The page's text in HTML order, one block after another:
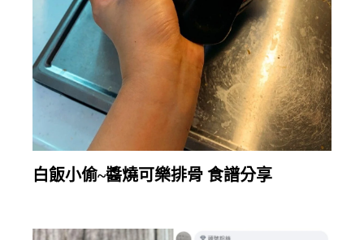
繼續閱讀
白飯小偷~醬燒可樂排骨 食譜分享